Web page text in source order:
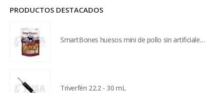
PRODUCTOS DESTACADOS
SmartBones huesos mini de pollo sin artificiales - 8 piezas
Triverfén 22.2 - 30 mL